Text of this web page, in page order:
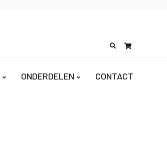
Search
ONDERDELEN CONTACT